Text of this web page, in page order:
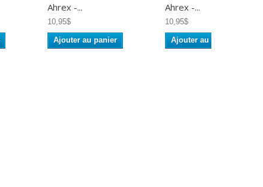
Ahrex -...
10,95$
Ajouter au panier
Ahrex -...
10,95$
Ajouter au panier